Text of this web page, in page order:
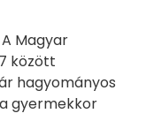
Magyar
között
hagyományos
gyermekkor